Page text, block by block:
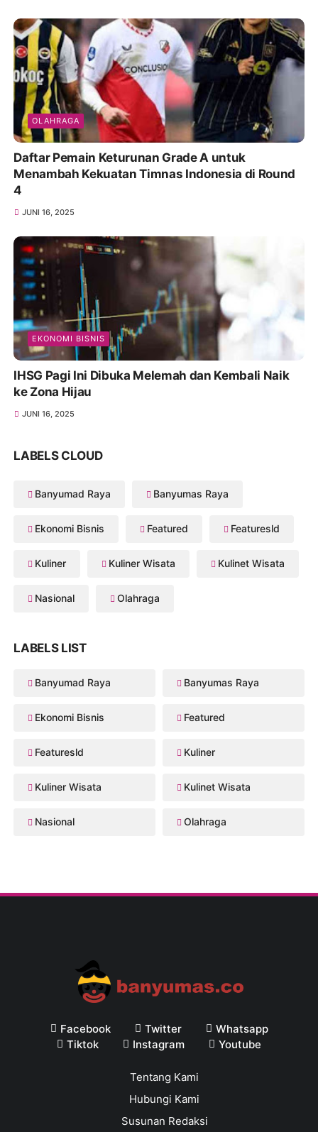
OLAHRAGA
Daftar Pemain Keturunan Grade A untuk
Menambah Kekuatan Timnas Indonesia di Round
4
JUNI 16, 2025
EKONOMI BISNIS
IHSG Pagi Ini Dibuka Melemah dan Kembali Naik
ke Zona Hijau
JUNI 16, 2025
LABELS CLOUD
Banyumad Raya Banyumas Raya
Ekonomi Bisnis Featured Featuresld
Kuliner Kuliner Wisata Kulinet Wisata
Nasional Olahraga
LABELS LIST
Banyumad Raya Banyumas Raya
Ekonomi Bisnis Featured
Featuresld Kuliner
Kuliner Wisata Kulinet Wisata
Nasional Olahraga
Facebook Twitter
Whatsapp
Tiktok
Instagram Youtube
Tentang Kami
Hubungi Kami
Susunan Redaksi